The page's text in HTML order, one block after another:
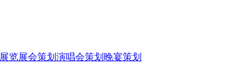
展览展会策划 演唱会策划 晚宴策划